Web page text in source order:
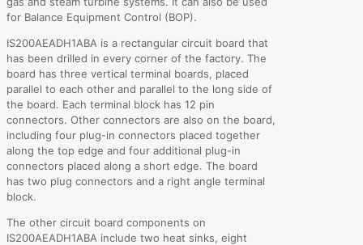
for Balance Equipment Control (BOP).
IS200AEADH1ABA is a rectangular circuit board that
has been drilled in every corner of the factory. The
board has three vertical terminal boards, placed
parallel to each other and parallel to the long side of
the board. Each terminal block has 12 pin
connectors. Other connectors are also on the board,
including four plug-in connectors placed together
along the top edge and four additional plug-in
connectors placed along a short edge. The board
has two plug connectors and a right angle terminal
block.
The other circuit board components on
IS200AEADH1ABA include two heat sinks, eight